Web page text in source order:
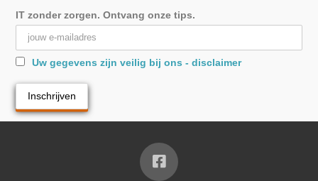
IT zonder zorgen. Ontvang onze tips.
Uw gegevens zijn veilig bij ons - disclaimer